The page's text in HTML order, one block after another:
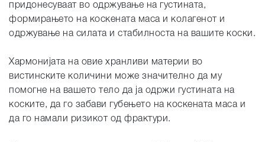
придонесуваат во одржување на густината,
формирањето на коскената маса и колагенот и
одржување на силата и стабилноста на вашите коски.
Хармонијата на овие хранливи материи во
вистинските количини може значително да му
помогне на вашето тело да ја одржи густината на
коските, да го забави губењето на коскената маса и
да го намали ризикот од фрактури.